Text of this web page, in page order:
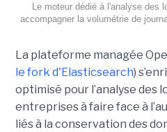
Le moteur dédié à l'analyse des
accompagner la volumétrie de
La plateforme managée
le fork d'Elasticsearch)
optimisé pour l’analyse des
entreprises à faire face à
liés à la conservation des